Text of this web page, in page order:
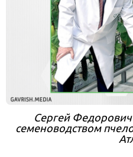
Сергей Федорович
семеноводством